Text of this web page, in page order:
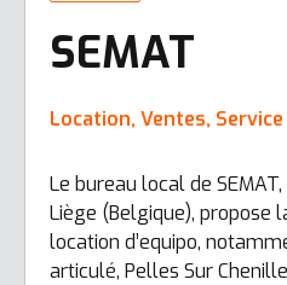
SEMAT
Location, Ventes, Service
Le bureau local de
Liège (Belgique), propose
location d’equipo,
articulé, Pelles Sur